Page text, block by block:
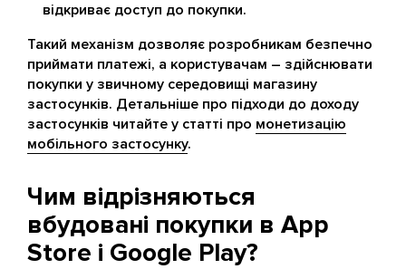
відкриває доступ до покупки.
Такий механізм дозволяє розробникам безпечно
приймати платежі, а користувачам – здійснювати
покупки у звичному середовищі магазину
застосунків. Детальніше про підходи до доходу
застосунків читайте у статті про монетизацію
мобільного застосунку.
Чим відрізняються
вбудовані покупки в App
Store і Google Play?